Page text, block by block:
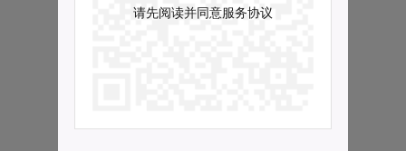
请先阅读并同意服务协议